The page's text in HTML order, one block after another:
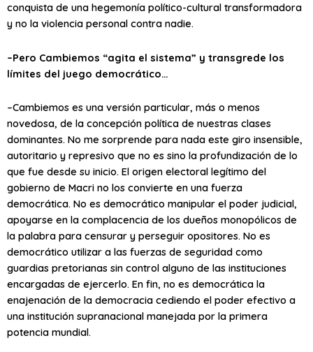
conquista de una hegemonía político-cultural transformadora
y no la violencia personal contra nadie.
–Pero Cambiemos “agita el sistema” y transgrede los
límites del juego democrático…
–Cambiemos es una versión particular, más o menos
novedosa, de la concepción política de nuestras clases
dominantes. No me sorprende para nada este giro insensible,
autoritario y represivo que no es sino la profundización de lo
que fue desde su inicio. El origen electoral legítimo del
gobierno de Macri no los convierte en una fuerza
democrática. No es democrático manipular el poder judicial,
apoyarse en la complacencia de los dueños monopólicos de
la palabra para censurar y perseguir opositores. No es
democrático utilizar a las fuerzas de seguridad como
guardias pretorianas sin control alguno de las instituciones
encargadas de ejercerlo. En fin, no es democrática la
enajenación de la democracia cediendo el poder efectivo a
una institución supranacional manejada por la primera
potencia mundial.